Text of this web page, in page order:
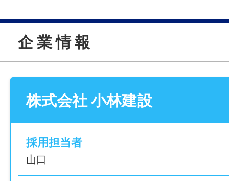
なので、「もう仕事に飽きた」といったこ
せん。
就業場所
〒839-0817 福岡県久留米市山川町1661-1
最寄り駅：JR久大本線御井駅から車で5分
企 業 情 報
株式会社 小林建設
採用担当者
山口